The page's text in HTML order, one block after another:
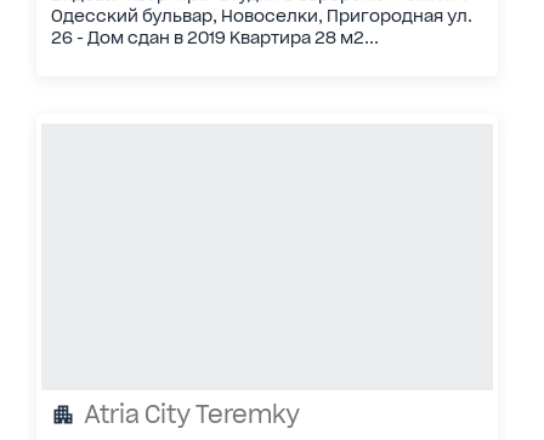
Одесский бульвар, Новоселки, Пригородная ул.
26 - Дом сдан в 2019 Квартира 28 м2...
Atria City Teremky